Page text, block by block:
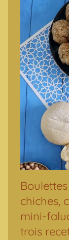
chiches,
mini-
trois